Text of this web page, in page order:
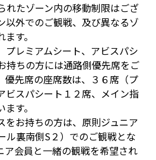
たゾーン内の移動制限はござ
以外でのご観戦、及び異なるゾ
す。
レミアムシート、アビスパシ
持ちの方には通路側優先席をご
優先席の座席数は、３６席（プ
ビスパシート１２席、メイン指
す。
お持ちの方は、原則ジュニア
ル裏南側S２）でのご観戦とな
ア会員と一緒の観戦を希望され